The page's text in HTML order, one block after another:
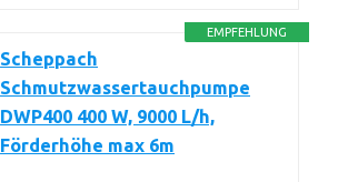
EMPFEHLUNG
Scheppach
Schmutzwassertauchpumpe
DWP400 400 W, 9000 L/h,
Förderhöhe max 6m